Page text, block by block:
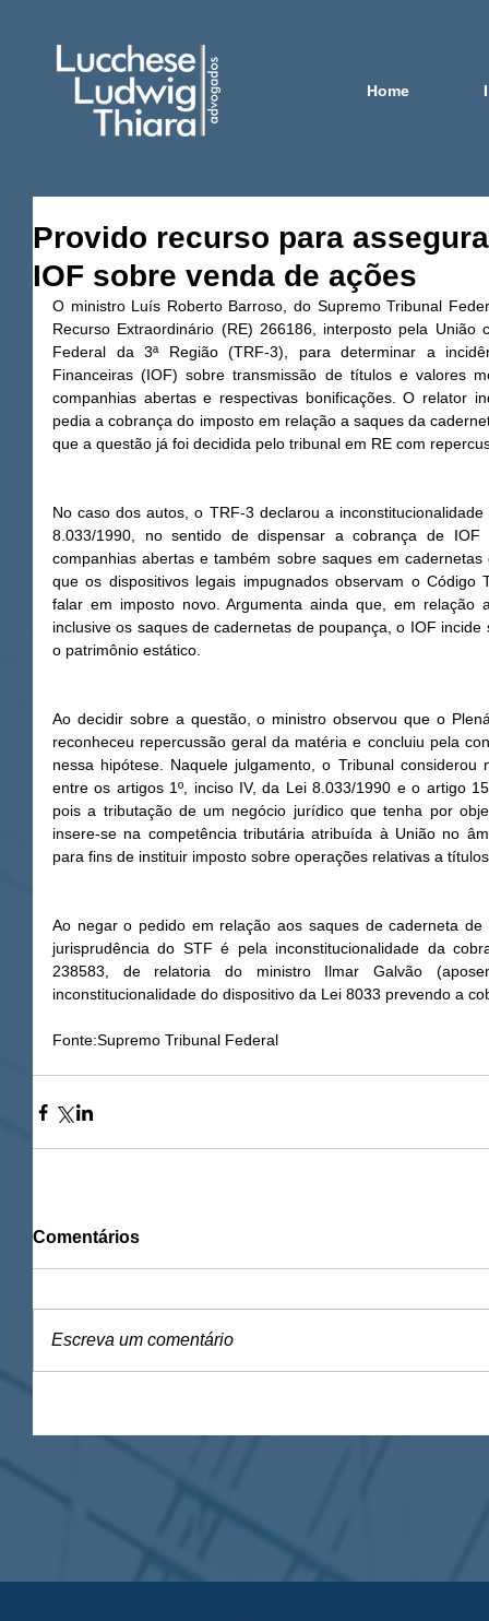
Home
Provido recurso para
IOF sobre venda de ações
O ministro Luís Roberto Barroso, do Supremo Tribunal
Recurso Extraordinário (RE) 266186, interposto pela União
Federal da 3ª Região (TRF-3), para determinar a
Financeiras (IOF) sobre transmissão de títulos e valores
companhias abertas e respectivas bonificações. O relator
pedia a cobrança do imposto em relação a saques da
que a questão já foi decidida pelo tribunal em RE com
No caso dos autos, o TRF-3 declarou a
8.033/1990, no sentido de dispensar a cobrança de
companhias abertas e também sobre saques em
que os dispositivos legais impugnados observam o Código
falar em imposto novo. Argumenta ainda que, em relação
inclusive os saques de cadernetas de poupança, o IOF
o patrimônio estático.
Ao decidir sobre a questão, o ministro observou que o
reconheceu repercussão geral da matéria e concluiu pela
nessa hipótese. Naquele julgamento, o Tribunal considerou
entre os artigos 1º, inciso IV, da Lei 8.033/1990 e o artigo
pois a tributação de um negócio jurídico que tenha por
insere-se na competência tributária atribuída à União no
para fins de instituir imposto sobre operações relativas a
Ao negar o pedido em relação aos saques de caderneta
jurisprudência do STF é pela inconstitucionalidade da
238583, de relatoria do ministro Ilmar Galvão
inconstitucionalidade do dispositivo da Lei 8033 prevendo a
Fonte:Supremo Tribunal Federal
Comentários
Escreva um comentário